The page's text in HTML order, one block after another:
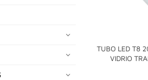
TUBO LED T8
VIDRIO